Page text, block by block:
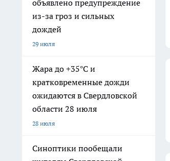
объявлено предупреждение
из-за гроз и сильных
дождей
29 июля
Жара до +35°С и
кратковременные дожди
ожидаются в Свердловской
области 28 июля
28 июля
Синоптики пообещали